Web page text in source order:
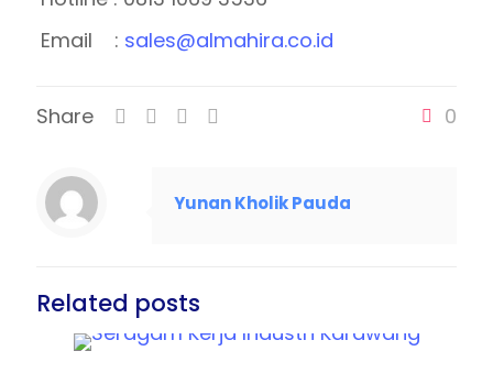
Email : sales@almahira.co.id
Share 0
Yunan Kholik Pauda
Related posts